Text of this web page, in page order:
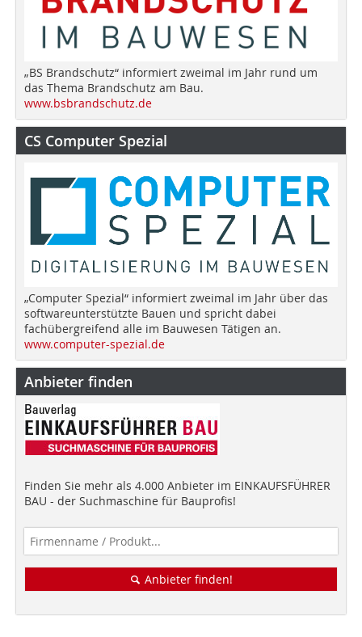
„BS Brandschutz“ informiert zweimal im Jahr rund um
das Thema Brandschutz am Bau.
www.bsbrandschutz.de
CS Computer Spezial
„Computer Spezial“ informiert zweimal im Jahr über das
softwareunterstützte Bauen und spricht dabei
fachübergreifend alle im Bauwesen Tätigen an.
www.computer-spezial.de
Anbieter finden
Finden Sie mehr als 4.000 Anbieter im EINKAUFSFÜHRER
BAU - der Suchmaschine für Bauprofis!
Anbieter finden!